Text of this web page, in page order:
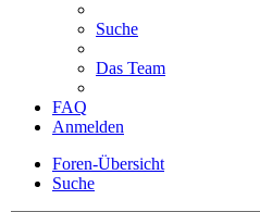
Suche
Das Team
FAQ
Anmelden
Foren-Übersicht
Suche